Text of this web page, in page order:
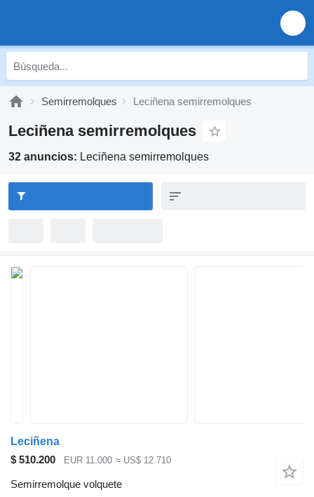
Semirremolques Leciñena semirremolques
Leciñena semirremolques
32 anuncios: Leciñena semirremolques
Leciñena
$ 510.200
EUR 11.000 ≈ US$ 12.710
Semirremolque volquete